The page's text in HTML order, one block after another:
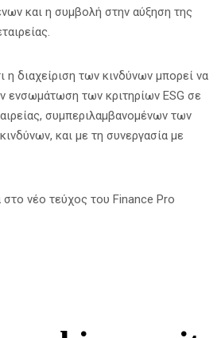
και η συμβολή στην αύξηση της
η διαχείριση των κινδύνων μπορεί να
ενσωμάτωση των κριτηρίων ESG σε
συμπεριλαμβανομένων των
και με τη συνεργασία με
νέο τεύχος του Finance Pro